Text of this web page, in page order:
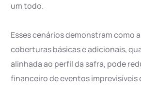
um todo.
Esses cenários demonstram como
coberturas básicas e adicionais,
alinhada ao perfil da safra, pode
financeiro de eventos imprevisíveis